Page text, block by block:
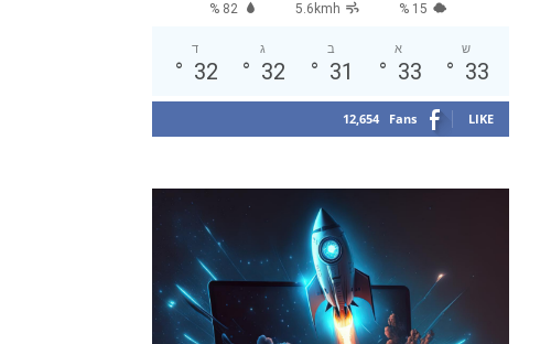
82 % 5.6kmh 15 %
ש
33
°
א
33
°
ב
31
°
ג
32
°
ד
32
°
12,654 Fans LIKE